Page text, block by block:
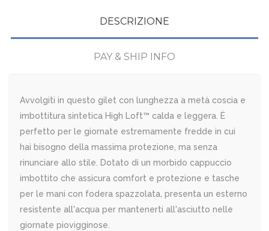
DESCRIZIONE
PAY & SHIP INFO
Avvolgiti in questo gilet con lunghezza a metà coscia e
imbottitura sintetica High Loft™ calda e leggera. È
perfetto per le giornate estremamente fredde in cui
hai bisogno della massima protezione, ma senza
rinunciare allo stile. Dotato di un morbido cappuccio
imbottito che assicura comfort e protezione e tasche
per le mani con fodera spazzolata, presenta un esterno
resistente all'acqua per mantenerti all'asciutto nelle
giornate piovigginose.